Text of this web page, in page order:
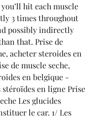
hit each muscle
3 times throughout
possibly indirectly
that. Prise de
acheter steroides en
de muscle seche,
en belgique -
stéroïdes en ligne Prise
Les glucides
le car. 1/ Les